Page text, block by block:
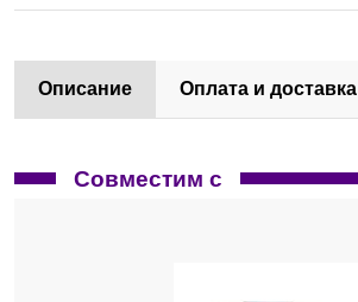
Описание Оплата и доставка
Совместим с